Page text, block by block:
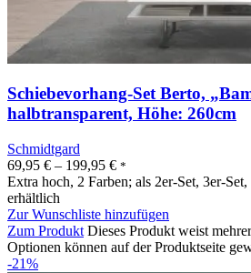
Schiebevorhang-Set Berto,
halbtransparent, Höhe: 260cm
Schmidtgard
69,95 € – 199,95 € *
Extra hoch, 2 Farben; als 2er-Set, 3er-
erhältlich
Zur Wunschliste hinzufügen
Zum Produkt Dieses Produkt weist
Optionen können auf der Produktseite
-21%